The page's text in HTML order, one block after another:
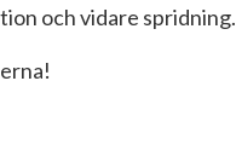
och vidare spridning.